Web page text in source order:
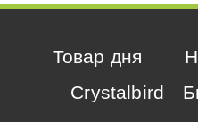
Товар дня
Crystalbird